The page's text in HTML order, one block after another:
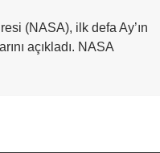
(NASA), ilk defa Ay’ın
açıkladı. NASA